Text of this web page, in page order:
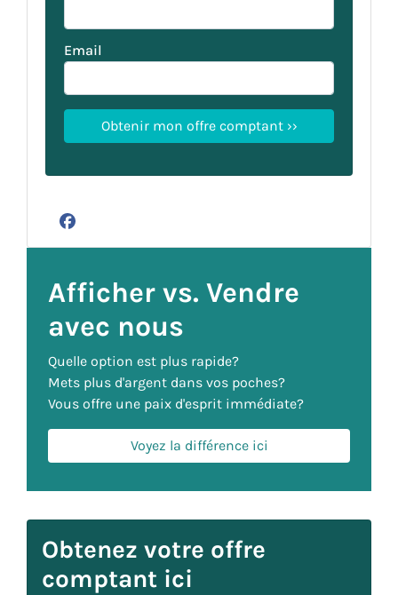
Email
Facebook
Afficher vs. Vendre
avec nous
Quelle option est plus rapide?
Mets plus d'argent dans vos poches?
Vous offre une paix d'esprit immédiate?
Voyez la différence ici
Obtenez votre offre
comptant ici